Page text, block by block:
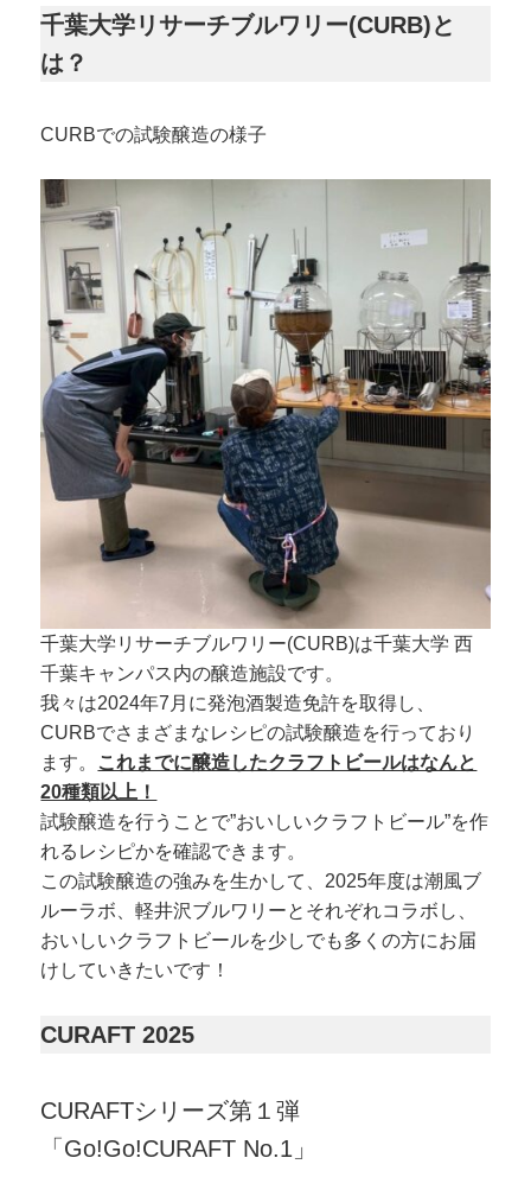
千葉大学リサーチブルワリー(CURB)と
は？
CURBでの試験醸造の様子
千葉大学リサーチブルワリー(CURB)は千葉大学 西
千葉キャンパス内の醸造施設です。
我々は2024年7月に発泡酒製造免許を取得し、
CURBでさまざまなレシピの試験醸造を行っており
ます。 これまでに醸造したクラフトビールはなんと
20種類以上！
試験醸造を行うことで”おいしいクラフトビール”を作
れるレシピかを確認できます。
この試験醸造の強みを生かして、2025年度は潮風ブ
ルーラボ、軽井沢ブルワリーとそれぞれコラボし、
おいしいクラフトビールを少しでも多くの方にお届
けしていきたいです！
CURAFT 2025
CURAFTシリーズ第１弾
「Go!Go!CURAFT No.1」